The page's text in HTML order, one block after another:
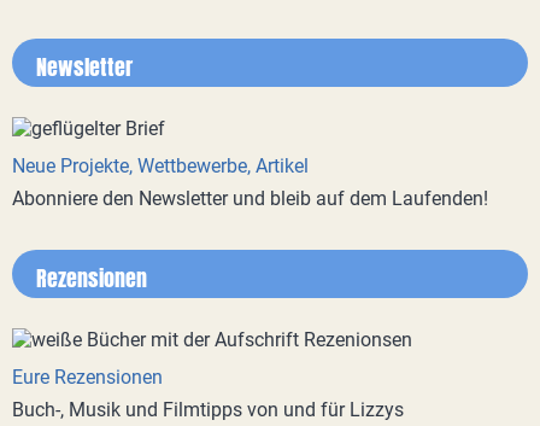
Newsletter
Neue Projekte, Wettbewerbe, Artikel
Abonniere den Newsletter und bleib auf dem Laufenden!
Rezensionen
Eure Rezensionen
Buch-, Musik und Filmtipps von und für Lizzys